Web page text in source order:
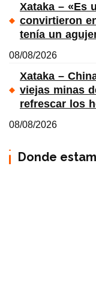
Xataka – «Es
convirtieron
tenía un
08/08/2026
Xataka –
viejas minas
refrescar los
08/08/2026
Donde